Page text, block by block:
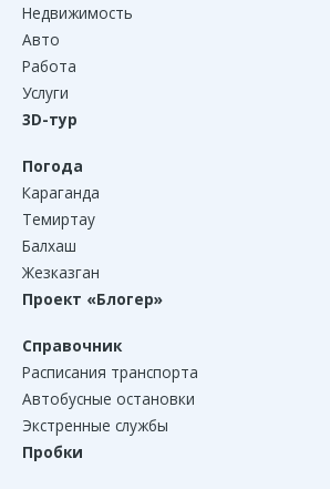
Недвижимость
Авто
Работа
Услуги
3D-тур
Погода
Караганда
Темиртау
Балхаш
Жезказган
Проект «Блогер»
Справочник
Расписания транспорта
Автобусные остановки
Экстренные службы
Пробки